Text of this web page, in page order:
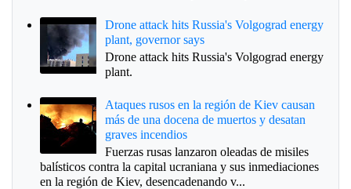
Drone attack hits Russia's Volgograd energy
plant, governor says
Drone attack hits Russia's Volgograd energy
plant.
Ataques rusos en la región de Kiev causan
más de una docena de muertos y desatan
graves incendios
Fuerzas rusas lanzaron oleadas de misiles
balísticos contra la capital ucraniana y sus inmediaciones
en la región de Kiev, desencadenando v...